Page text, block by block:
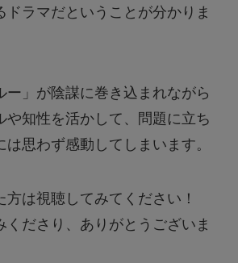
ドラマだということが分かりま
ー」が陰謀に巻き込まれながら
や知性を活かして、問題に立ち
思わず感動してしまいます。
は視聴してみてください！
くださり、ありがとうございま